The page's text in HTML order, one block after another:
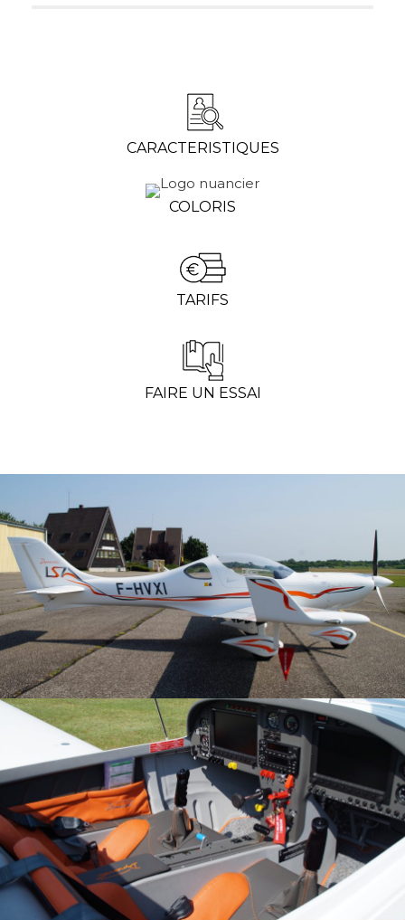
CARACTERISTIQUES
COLORIS
TARIFS
FAIRE UN ESSAI